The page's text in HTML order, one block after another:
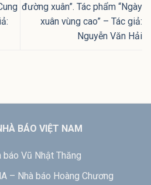
đường xuân”. Tác phẩm “Ngày
xuân vùng cao” – Tác giả:
Nguyễn Văn Hải
BÁO VIỆT NAM
báo Vũ Nhật Thăng
– Nhà báo Hoàng Chương